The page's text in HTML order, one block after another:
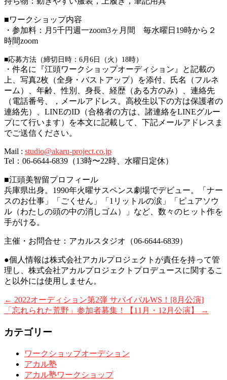
■ワークショップ内容
・参加料：月5千円週一zoom3ヶ月間 毎水曜日19時から２
時間zoom
■応募方法（締切日時：6月6日（火）18時）
・件名に『江頭ワークショップオーディション』
と記載の
上、写真2枚（全身・バストアップ）を添付、氏名（フルネ
ーム）、年齢、性別、身長、経歴（ある方のみ）、連絡先
（電話番号、，メールアドレス。高校生以下の方は保護者の
連絡先）、LINEのID（合格者の方は、諸連絡をLINEグルー
プにて行います）を本文に記載して、 下記メールアドレスま
でご送信ください。
Mail : studio@akaru-project.co.jp
Tel：06-6644-6839（13時〜22時、水曜日定休）
■江頭美智留プロフィール
兵庫県出身。1990年火曜サスペンス劇場でデビュー。「ナー
スのお仕事」「ごくせん」「1リットルの涙」「ピュアソウ
ル（わたしの頭の中の消しゴム）」など、数々のヒット作を
手がける。
主催・お問合せ：アカルスタジオ（06-6644-6839）
●個人情報は株式会社アカルプロジェクトが責任を持って管
理し、株式会社アカルプロジェクトプロデュースに関するこ
と以外には使用しません。
← 2022オーディション第2弾 サバイバルWS！[8月公演]
「忘れられた荒野」参加者募集！【11月・12月公演】
→
カテゴリー
ワークショップオーデション
アカル塾
アカル塾ワークショップ